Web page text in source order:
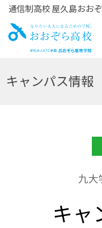
通信制高校 屋久島おお
お
キャンパス情報
九大
キャ